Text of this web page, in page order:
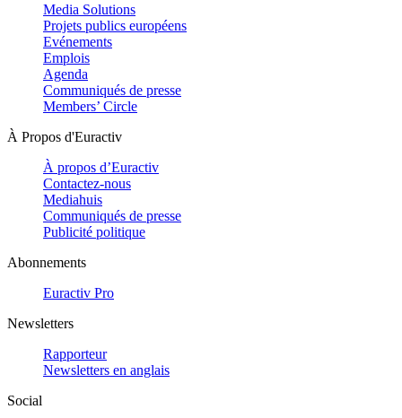
Media Solutions
Projets publics européens
Evénements
Emplois
Agenda
Communiqués de presse
Members’ Circle
À Propos d'Euractiv
À propos d’Euractiv
Contactez-nous
Mediahuis
Communiqués de presse
Publicité politique
Abonnements
Euractiv Pro
Newsletters
Rapporteur
Newsletters en anglais
Social